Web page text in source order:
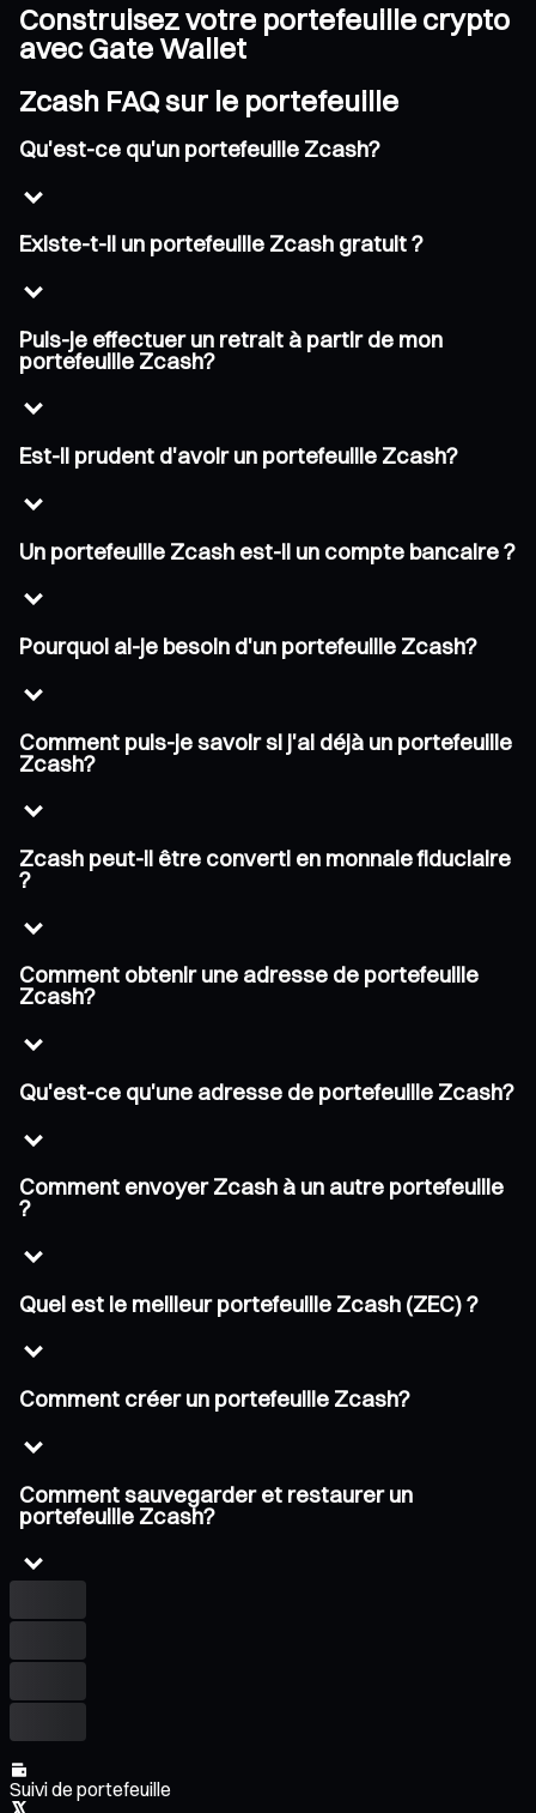
Construisez votre portefeuille crypto
avec Gate Wallet
Zcash FAQ sur le portefeuille
Qu'est-ce qu'un portefeuille Zcash?
Existe-t-il un portefeuille Zcash gratuit ?
Puis-je effectuer un retrait à partir de mon
portefeuille Zcash?
Est-il prudent d'avoir un portefeuille Zcash?
Un portefeuille Zcash est-il un compte bancaire ?
Pourquoi ai-je besoin d'un portefeuille Zcash?
Comment puis-je savoir si j'ai déjà un portefeuille
Zcash?
Zcash peut-il être converti en monnaie fiduciaire
?
Comment obtenir une adresse de portefeuille
Zcash?
Qu'est-ce qu'une adresse de portefeuille Zcash?
Comment envoyer Zcash à un autre portefeuille
?
Quel est le meilleur portefeuille Zcash (ZEC) ?
Comment créer un portefeuille Zcash?
Comment sauvegarder et restaurer un
portefeuille Zcash?
Suivi de portefeuille